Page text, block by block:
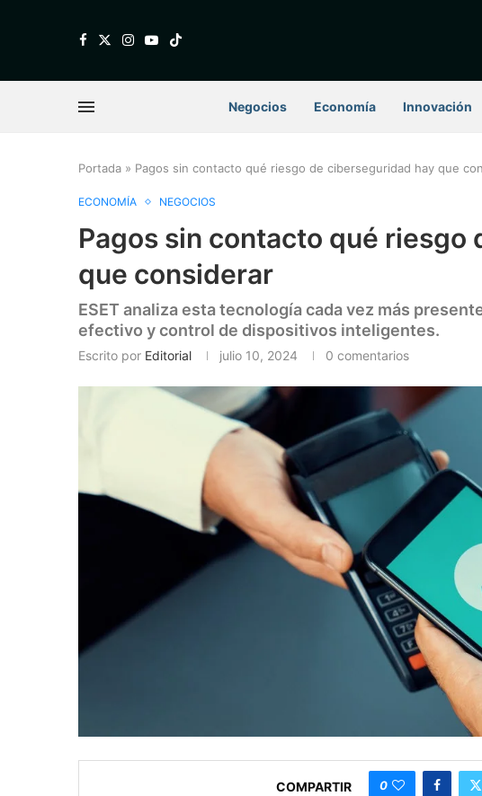
Negocios Economía Innovación
Portada » Pagos sin contacto qué riesgo de ciberseguridad hay que
ECONOMÍA NEGOCIOS
Pagos sin contacto qué riesgo
que considerar
ESET analiza esta tecnología cada vez más
efectivo y control de dispositivos inteligentes.
Escrito por Editorial julio 10, 2024 0 comentarios
COMPARTIR 0